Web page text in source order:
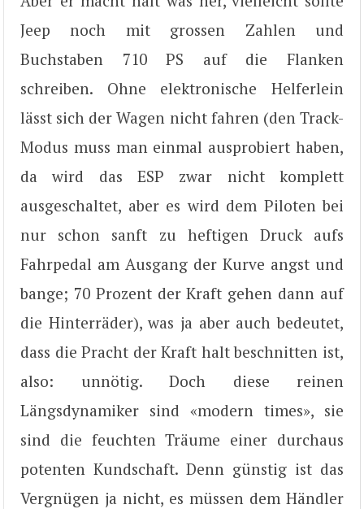
Jeep noch mit grossen Zahlen und
Buchstaben 710 PS auf die Flanken
schreiben. Ohne elektronische Helferlein
lässt sich der Wagen nicht fahren (den Track-
Modus muss man einmal ausprobiert haben,
da wird das ESP zwar nicht komplett
ausgeschaltet, aber es wird dem Piloten bei
nur schon sanft zu heftigen Druck aufs
Fahrpedal am Ausgang der Kurve angst und
bange; 70 Prozent der Kraft gehen dann auf
die Hinterräder), was ja aber auch bedeutet,
dass die Pracht der Kraft halt beschnitten ist,
also: unnötig. Doch diese reinen
Längsdynamiker sind «modern times», sie
sind die feuchten Träume einer durchaus
potenten Kundschaft. Denn günstig ist das
Vergnügen ja nicht, es müssen dem Händler